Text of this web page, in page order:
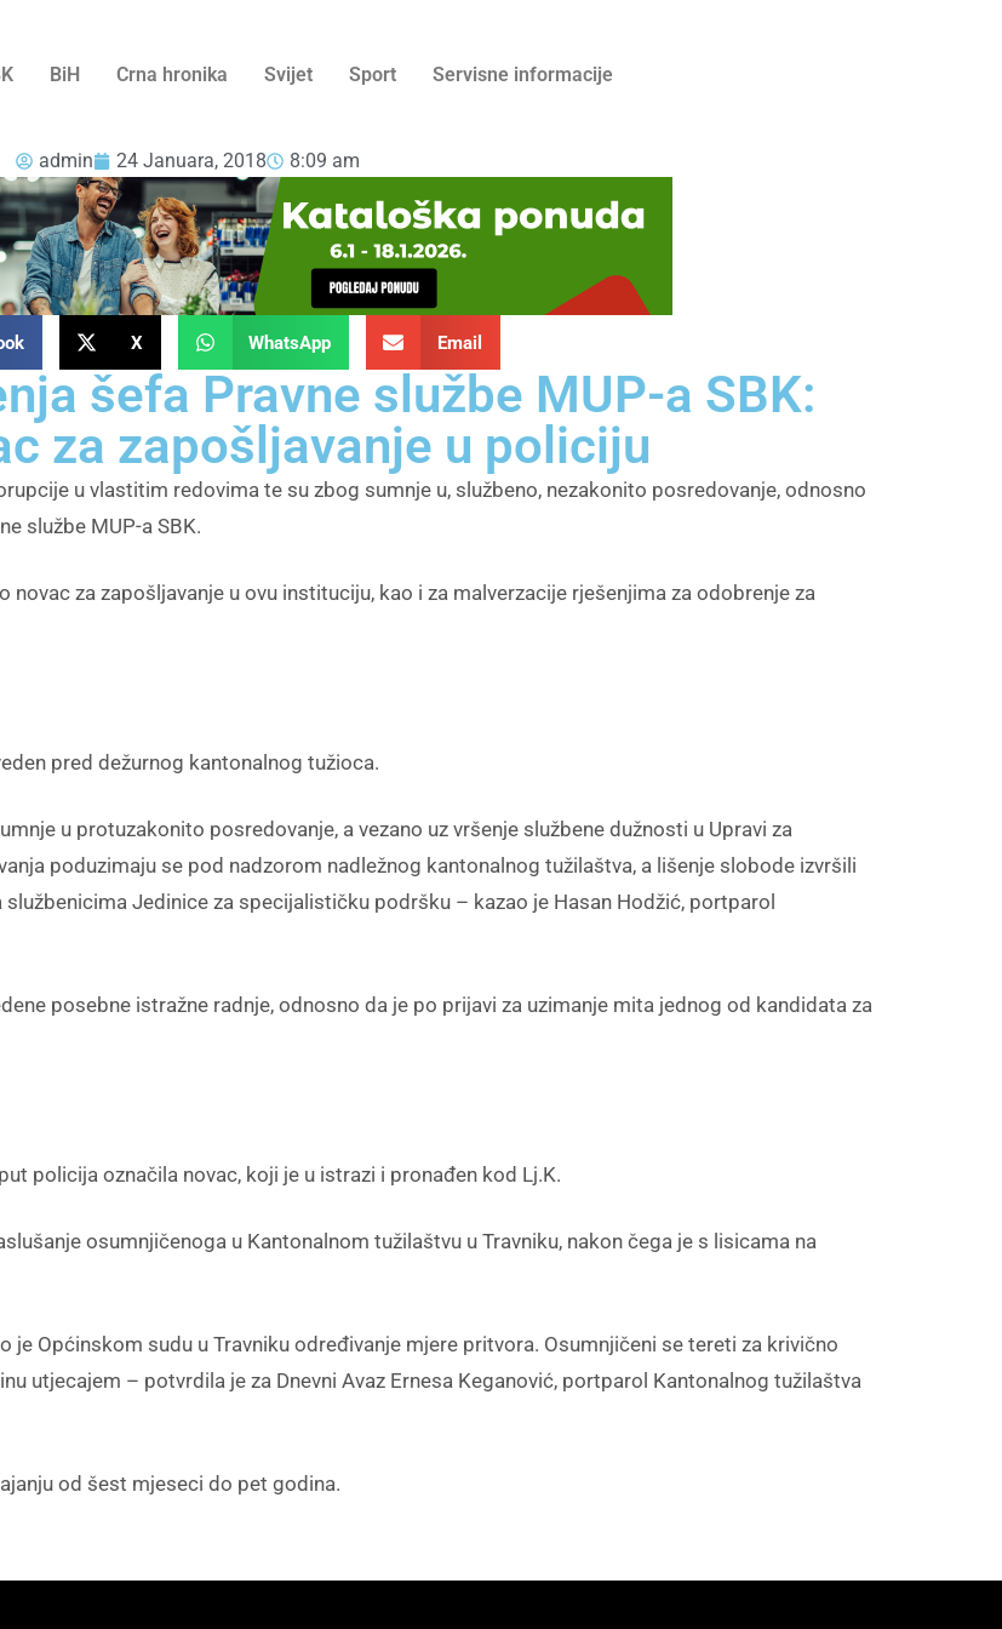
BiH Crna hronika Svijet Sport Servisne informacije
admin 24 Januara, 2018 8:09 am
X WhatsApp Email
šefa Pravne službe MUP-a SBK:
za zapošljavanje u policiju
u vlastitim redovima te su zbog sumnje u, službeno, nezakonito posredovanje, odnosno
službe MUP-a SBK.
novac za zapošljavanje u ovu instituciju, kao i za malverzacije rješenjima za odobrenje za
pred dežurnog kantonalnog tužioca.
u protuzakonito posredovanje, a vezano uz vršenje službene dužnosti u Upravi za
poduzimaju se pod nadzorom nadležnog kantonalnog tužilaštva, a lišenje slobode izvršili
Jedinice za specijalističku podršku – kazao je Hasan Hodžić, portparol
posebne istražne radnje, odnosno da je po prijavi za uzimanje mita jednog od kandidata za
policija označila novac, koji je u istrazi i pronađen kod Lj.K.
osumnjičenoga u Kantonalnom tužilaštvu u Travniku, nakon čega je s lisicama na
Općinskom sudu u Travniku određivanje mjere pritvora. Osumnjičeni se tereti za krivično
utjecajem – potvrdila je za Dnevni Avaz Ernesa Keganović, portparol Kantonalnog tužilaštva
od šest mjeseci do pet godina.